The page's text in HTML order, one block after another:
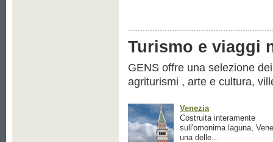
Turismo e viaggi
GENS offre una selezione
agriturismi , arte e cultura,
Venezia
Costruita interamente
sull'omonima laguna,
una delle...